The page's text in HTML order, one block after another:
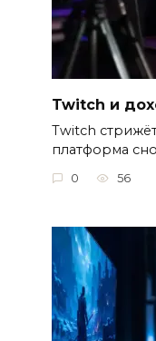
Twitch и
Twitch
платформа
0 56